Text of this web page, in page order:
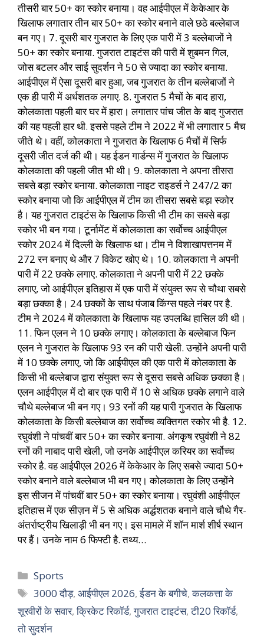
तीसरी बार 50+ का स्कोर बनाया। वह आईपीएल में केकेआर के
खिलाफ लगातार तीन बार 50+ का स्कोर बनाने वाले छठे बल्लेबाज
बन गए। 7. दूसरी बार गुजरात के लिए एक पारी में 3 बल्लेबाजों ने
50+ का स्कोर बनाया. गुजरात टाइटंस की पारी में शुबमन गिल,
जोस बटलर और साई सुदर्शन ने 50 से ज्यादा का स्कोर बनाया.
आईपीएल में ऐसा दूसरी बार हुआ, जब गुजरात के तीन बल्लेबाजों ने
एक ही पारी में अर्धशतक लगाए. 8. गुजरात 5 मैचों के बाद हारा,
कोलकाता पहली बार घर में हारा। लगातार पांच जीत के बाद गुजरात
की यह पहली हार थी. इससे पहले टीम ने 2022 में भी लगातार 5 मैच
जीते थे। वहीं, कोलकाता ने गुजरात के खिलाफ 6 मैचों में सिर्फ
दूसरी जीत दर्ज की थी। यह ईडन गार्डन्स में गुजरात के खिलाफ
कोलकाता की पहली जीत भी थी। 9. कोलकाता ने अपना तीसरा
सबसे बड़ा स्कोर बनाया. कोलकाता नाइट राइडर्स ने 247/2 का
स्कोर बनाया जो कि आईपीएल में टीम का तीसरा सबसे बड़ा स्कोर
है। यह गुजरात टाइटंस के खिलाफ किसी भी टीम का सबसे बड़ा
स्कोर भी बन गया। टूर्नामेंट में कोलकाता का सर्वोच्च आईपीएल
स्कोर 2024 में दिल्ली के खिलाफ था। टीम ने विशाखापत्तनम में
272 रन बनाए थे और 7 विकेट खोए थे। 10. कोलकाता ने अपनी
पारी में 22 छक्के लगाए. कोलकाता ने अपनी पारी में 22 छक्के
लगाए, जो आईपीएल इतिहास में एक पारी में संयुक्त रूप से चौथा सबसे
बड़ा छक्का है। 24 छक्कों के साथ पंजाब किंग्स पहले नंबर पर है.
टीम ने 2024 में कोलकाता के खिलाफ यह उपलब्धि हासिल की थी।
11. फिन एलन ने 10 छक्के लगाए। कोलकाता के बल्लेबाज फिन
एलन ने गुजरात के खिलाफ 93 रन की पारी खेली. उन्होंने अपनी पारी
में 10 छक्के लगाए, जो कि आईपीएल की एक पारी में कोलकाता के
किसी भी बल्लेबाज द्वारा संयुक्त रूप से दूसरा सबसे अधिक छक्का है।
एलन आईपीएल में दो बार एक पारी में 10 से अधिक छक्के लगाने वाले
चौथे बल्लेबाज भी बन गए। 93 रनों की यह पारी गुजरात के खिलाफ
कोलकाता के किसी बल्लेबाज का सर्वोच्च व्यक्तिगत स्कोर भी है. 12.
रघुवंशी ने पांचवीं बार 50+ का स्कोर बनाया. अंगकृष रघुवंशी ने 82
रनों की नाबाद पारी खेली, जो उनके आईपीएल करियर का सर्वोच्च
स्कोर है. वह आईपीएल 2026 में केकेआर के लिए सबसे ज्यादा 50+
स्कोर बनाने वाले बल्लेबाज भी बन गए। कोलकाता के लिए उन्होंने
इस सीजन में पांचवीं बार 50+ का स्कोर बनाया। रघुवंशी आईपीएल
इतिहास में एक सीज़न में 5 से अधिक अर्द्धशतक बनाने वाले चौथे गैर-
अंतर्राष्ट्रीय खिलाड़ी भी बन गए। इस मामले में शॉन मार्श शीर्ष स्थान
पर हैं। उनके नाम 6 फिफ्टी है. तथ्य…
Sports
3000 दौड़,आईपीएल 2026,ईडन के बगीचे,कलकत्ता के
शूरवीरों के सवार,क्रिकेट रिकॉर्ड,गुजरात टाइटंस,टी20 रिकॉर्ड,
तो सुदर्शन